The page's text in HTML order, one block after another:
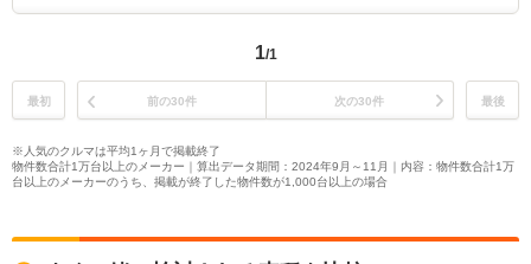
1/1
最初 前の30件 次の30件 最後
※人気のクルマは平均1ヶ月で掲載終了
物件数合計1万台以上のメーカー｜算出データ期間：2024年9月～11月｜内容：物件数合計1万
台以上のメーカーのうち、掲載が終了した物件数が1,000台以上の場合